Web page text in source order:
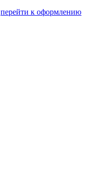
перейти к оформлению